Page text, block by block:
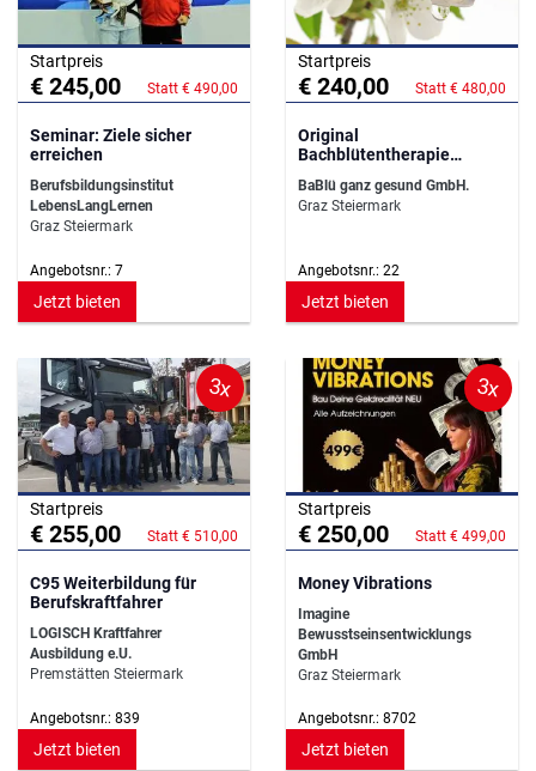
Startpreis
€ 245,00 Statt € 490,00
Seminar: Ziele sicher
erreichen
Berufsbildungsinstitut
LebensLangLernen
Graz Steiermark
Angebotsnr.: 7
Jetzt bieten
Startpreis
€ 240,00 Statt € 480,00
Original
Bachblütentherapie
BaBlü ganz gesund GmbH.
Graz Steiermark
Angebotsnr.: 22
Jetzt bieten
3x
Startpreis
€ 255,00 Statt € 510,00
C95 Weiterbildung für
Berufskraftfahrer
LOGISCH Kraftfahrer
Ausbildung e.U.
Premstätten Steiermark
Angebotsnr.: 839
Jetzt bieten
3x
Startpreis
€ 250,00 Statt € 499,00
Money Vibrations
Imagine
Bewusstseinsentwicklungs
GmbH
Graz Steiermark
Angebotsnr.: 8702
Jetzt bieten